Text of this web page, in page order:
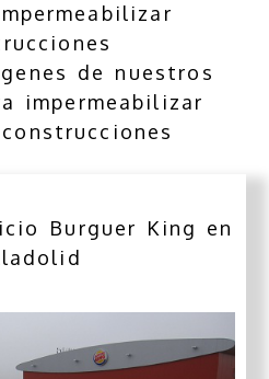
de nuestros
impermeabilizar
Burguer King en